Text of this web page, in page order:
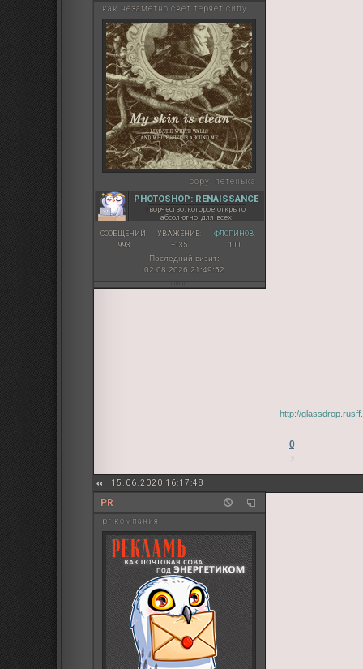
как незаметно свет теряет силу
copy: петенька
PHOTOSHOP: RENAISSANCE
творчество, которое открыто
абсолютно для всех
СООБЩЕНИЙ:
993
УВАЖЕНИЕ:
+135
ФЛОРИНОВ:
100
Последний визит:
02.08.2026 21:49:52
http://
0
15.06.2020 16:17:48
PR
pr компания